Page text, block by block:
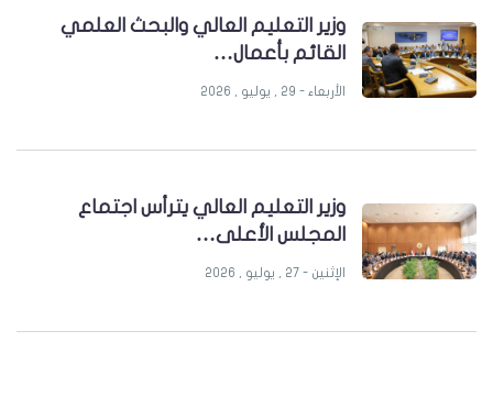
وزير التعليم العالي والبحث العلمي
القائم بأعمال…
الأربعاء - 29 , يوليو , 2026
وزير التعليم العالي يترأس اجتماع
المجلس الأعلى…
الإثنين - 27 , يوليو , 2026